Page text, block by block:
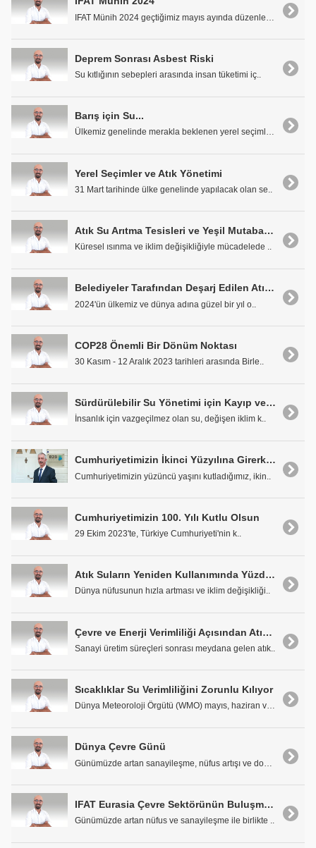
Deprem Sonrası Asbest Riski
Su kıtlığının sebepleri arasında insan tüketimi iç..
Barış için Su...
Ülkemiz genelinde merakla beklenen yerel seçimler ..
Yerel Seçimler ve Atık Yönetimi
31 Mart tarihinde ülke genelinde yapılacak olan se..
Atık Su Arıtma Tesisleri ve Yeşil Mutabakat
Küresel ısınma ve iklim değişikliğiyle mücadelede ..
Belediyeler Tarafından Deşarj Edilen Atık Suyun %86,1'i Arıtıldı
2024'ün ülkemiz ve dünya adına güzel bir yıl o..
COP28 Önemli Bir Dönüm Noktası
30 Kasım - 12 Aralık 2023 tarihleri arasında Birle..
Sürdürülebilir Su Yönetimi için Kayıp ve Kaçakla Mücadele Şart
İnsanlık için vazgeçilmez olan su, değişen iklim k..
Cumhuriyetimizin İkinci Yüzyılına Girerken...
Cumhuriyetimizin yüzüncü yaşını kutladığımız, ikin..
Cumhuriyetimizin 100. Yılı Kutlu Olsun
29 Ekim 2023'te, Türkiye Cumhuriyeti'nin k..
Atık Suların Yeniden Kullanımında Yüzde 5'lik Hedef Yeterli Değil
Dünya nüfusunun hızla artması ve iklim değişikliği..
Çevre ve Enerji Verimliliği Açısından Atık Suların Yeniden Kullanımı
Sanayi üretim süreçleri sonrası meydana gelen atık..
Sıcaklıklar Su Verimliliğini Zorunlu Kılıyor
Dünya Meteoroloji Örgütü (WMO) mayıs, haziran ve t..
Dünya Çevre Günü
IFAT Eurasia Çevre Sektörünün Buluşma Noktası Oldu
Günümüzde artan nüfus ve sanayileşme ile birlikte ..